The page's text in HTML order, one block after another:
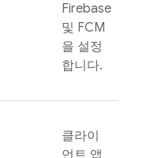
Firebase
및 FCM
을 설정
합니다.
클라이
언트 앱